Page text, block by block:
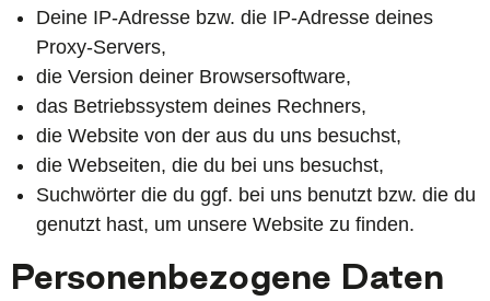
Deine IP-Adresse bzw. die IP-Adresse deines
Proxy-Servers,
die Version deiner Browsersoftware,
das Betriebssystem deines Rechners,
die Website von der aus du uns besuchst,
die Webseiten, die du bei uns besuchst,
Suchwörter die du ggf. bei uns benutzt bzw. die du
genutzt hast, um unsere Website zu finden.
Personenbezogene Daten